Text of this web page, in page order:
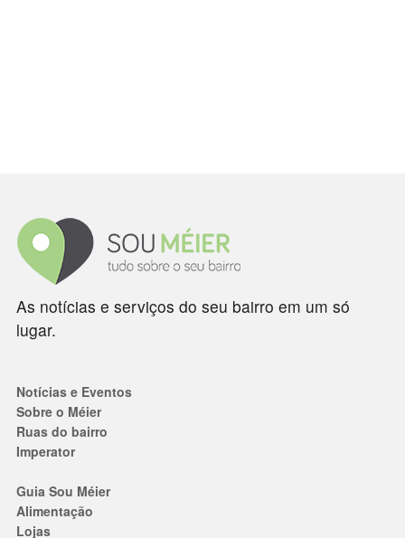
As notícias e serviços do seu bairro em um só
lugar.
Notícias e Eventos
Sobre o Méier
Ruas do bairro
Imperator
Guia Sou Méier
Alimentação
Lojas